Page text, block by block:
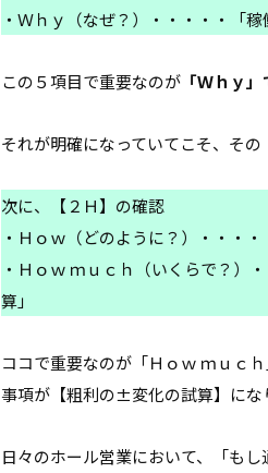
・Ｗｈｙ（なぜ？）・・・・・「
この５項目で重要なのが 「Ｗｈｙ
それが明確になっていてこそ、その
次に、【２Ｈ】の確認
・Ｈｏｗ（どのように？）・・・
・Ｈｏｗ ｍｕｃｈ（いくらで？）
算」
ココで重要なのが「Ｈｏｗ ｍｕｃ
事項が【粗利の±変化の試算】にな
日々のホール営業において、「も